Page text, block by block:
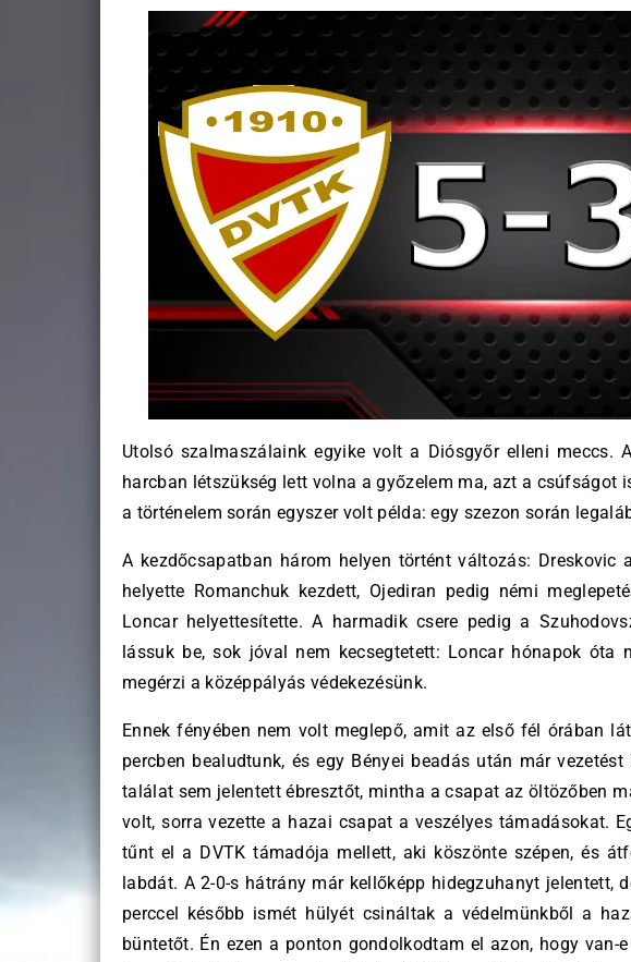
Utolsó szalmaszálaink egyike volt a Diósgyőr elleni meccs.
harcban létszükség lett volna a győzelem ma, azt a csúfságot
a történelem során egyszer volt példa: egy szezon során
A kezdőcsapatban három helyen történt változás:
helyette Romanchuk kezdett, Ojediran pedig némi
Loncar helyettesítette. A harmadik csere pedig a
lássuk be, sok jóval nem kecsegtetett: Loncar hónapok óta
megérzi a középpályás védekezésünk.
Ennek fényében nem volt meglepő, amit az első fél órában
percben bealudtunk, és egy Bényei beadás után már
találat sem jelentett ébresztőt, mintha a csapat az öltözőben
volt, sorra vezette a hazai csapat a veszélyes támadásokat.
tűnt el a DVTK támadója mellett, aki köszönte szépen, és
labdát. A 2-0-s hátrány már kellőképp hidegzuhanyt jelentett,
perccel később ismét hülyét csináltak a védelmünkből a
büntetőt. Én ezen a ponton gondolkodtam el azon, hogy van-